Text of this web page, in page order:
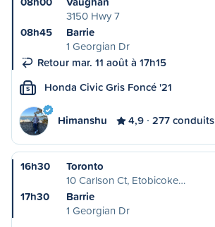
3150 Hwy 7
08h45
Barrie
1 Georgian Dr
Retour mar. 11 août à 17h15
S Honda Civic Gris Foncé '21
Himanshu 4,9 277 conduits
16h30
Toronto
10 Carlson Ct, Etobicoke…
17h30
Barrie
1 Georgian Dr